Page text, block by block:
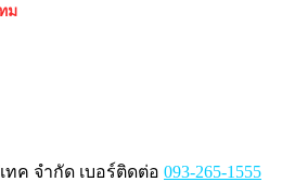
ม
ทค จำกัด เบอร์ติดต่อ 093-265-1555